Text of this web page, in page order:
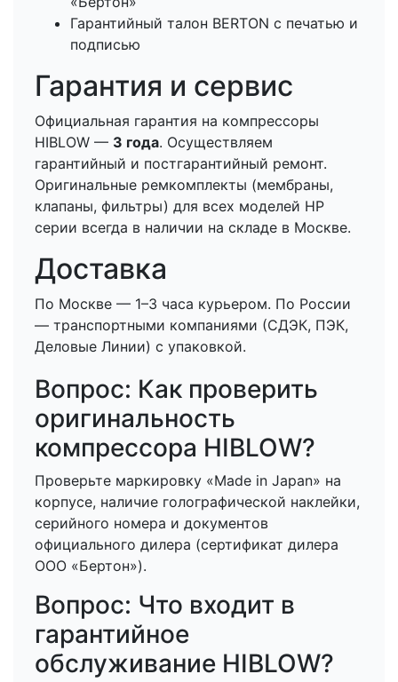
Гарантийный талон BERTON с печатью и
подписью
Гарантия и сервис
Официальная гарантия на компрессоры
HIBLOW — 3 года. Осуществляем
гарантийный и постгарантийный ремонт.
Оригинальные ремкомплекты (мембраны,
клапаны, фильтры) для всех моделей HP
серии всегда в наличии на складе в Москве.
Доставка
По Москве — 1–3 часа курьером. По России
— транспортными компаниями (СДЭК, ПЭК,
Деловые Линии) с упаковкой.
Вопрос: Как проверить
оригинальность
компрессора HIBLOW?
Проверьте маркировку «Made in Japan» на
корпусе, наличие голографической наклейки,
серийного номера и документов
официального дилера (сертификат дилера
ООО «Бертон»).
Вопрос: Что входит в
гарантийное
обслуживание HIBLOW?